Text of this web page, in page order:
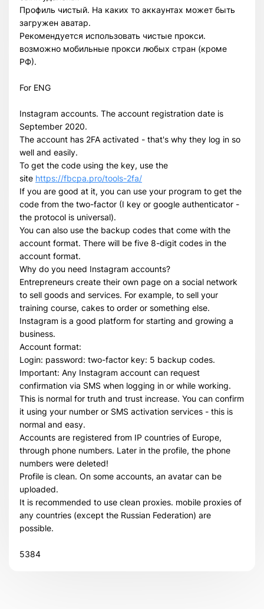
Профиль чистый. На каких то аккаунтах может быть
загружен аватар.
Рекомендуется использовать чистые прокси.
возможно мобильные прокси любых стран (кроме
РФ).
For ENG
Instagram accounts. The account registration date is
September 2020.
The account has 2FA activated - that's why they log in so
well and easily.
To get the code using the key, use the
site https://fbcpa.pro/tools-2fa/
If you are good at it, you can use your program to get the
code from the two-factor (I key or google authenticator -
the protocol is universal).
You can also use the backup codes that come with the
account format. There will be five 8-digit codes in the
account format.
Why do you need Instagram accounts?
Entrepreneurs create their own page on a social network
to sell goods and services. For example, to sell your
training course, cakes to order or something else.
Instagram is a good platform for starting and growing a
business.
Account format:
Login: password: two-factor key: 5 backup codes.
Important: Any Instagram account can request
confirmation via SMS when logging in or while working.
This is normal for truth and trust increase. You can confirm
it using your number or SMS activation services - this is
normal and easy.
Accounts are registered from IP countries of Europe,
through phone numbers. Later in the profile, the phone
numbers were deleted!
Profile is clean. On some accounts, an avatar can be
uploaded.
It is recommended to use clean proxies. mobile proxies of
any countries (except the Russian Federation) are
possible.
5384
Всего позиций в корзине
Всего товара в корзине
(шт)
Сумма к оплате (без скидок)